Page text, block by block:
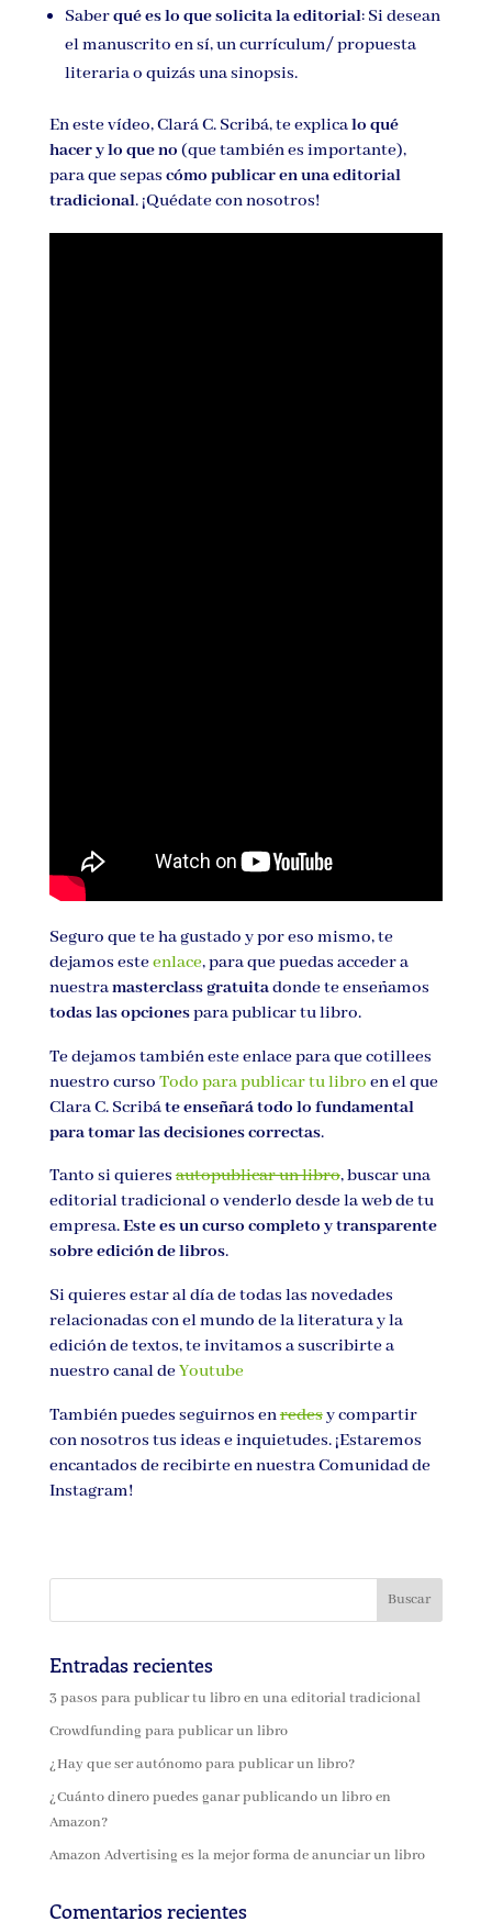
Saberqué es lo que solicita la editorial: Si desean
el manuscrito en sí, un currículum/ propuesta
literaria o quizás una sinopsis.
En este vídeo, Clará C. Scribá, te explicalo qué
hacer y lo que no (que también es importante),
para que sepas cómo publicar en una editorial
tradicional. ¡Quédate con nosotros!
Seguro que te ha gustado y por eso mismo, te
dejamos esteenlace, para que puedas acceder a
nuestramasterclass gratuitadonde te enseñamos
todas las opcionespara publicar tu libro.
Te dejamos también este enlace para que cotillees
nuestro curso Todo para publicar tu libro en el que
Clara C. Scribáte enseñará todo lo fundamental
para tomar las decisiones correctas.
Tanto si quieresautopublicar un libro, buscar una
editorial tradicional o venderlo desde la web de tu
empresa.Este es un curso completo y transparente
sobre edición de libros.
Si quieres estar al día de todas las novedades
relacionadas con el mundo de la literatura y la
edición de textos, te invitamos a suscribirte a
nuestro canal deYoutube
También puedes seguirnos enredesy compartir
con nosotros tus ideas e inquietudes. ¡Estaremos
encantados de recibirte en nuestra Comunidad de
Instagram!
Entradas recientes
3 pasos para publicar tu libro en una editorial tradicional
Crowdfunding para publicar un libro
¿Hay que ser autónomo para publicar un libro?
¿Cuánto dinero puedes ganar publicando un libro en
Amazon?
Amazon Advertising es la mejor forma de anunciar un libro
Comentarios recientes